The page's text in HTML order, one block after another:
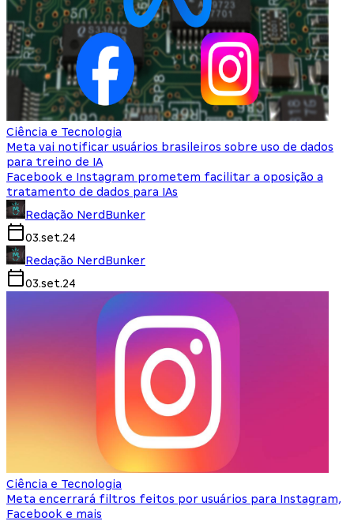
Ciência e Tecnologia
Meta vai notificar usuários brasileiros sobre uso de dados
para treino de IA
Facebook e Instagram prometem facilitar a oposição a
tratamento de dados para IAs
Redação NerdBunker
03.set.24
Redação NerdBunker
03.set.24
Ciência e Tecnologia
Meta encerrará filtros feitos por usuários para Instagram,
Facebook e mais